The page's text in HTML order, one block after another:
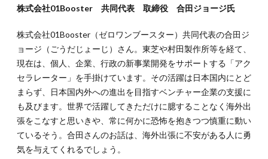
株式会社01Booster 共同代表 取締役 合田ジョージ氏
株式会社01Booster（ゼロワンブースター）共同代表の合田ジ
ョージ（ごうだじょーじ）さん。東芝や村田製作所等を経て、
現在は、個人、企業、行政の新事業開発をサポートする「アク
セラレーター」を手掛けています。その活躍は日本国内にとど
まらず、日本国内外への進出を目指すベンチャー企業の支援に
も及びます。世界で活躍してきただけに臆することなく海外出
張をこなすと思いきや、常に何かに恐怖を抱きつつ慎重に動い
ているそう。合田さんのお話は、海外出張に不安がある人に勇
気を与えてくれるでしょう。